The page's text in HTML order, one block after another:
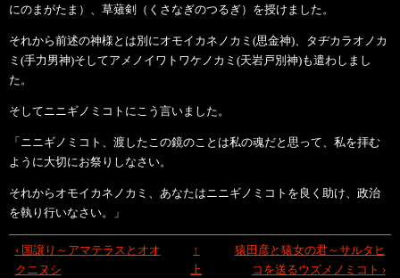
にのまがたま）、草薙剣（くさなぎのつるぎ）を授けました。
それから前述の神様とは別にオモイカネノカミ(思金神)、タヂカラオノカ
ミ(手力男神)そしてアメノイワトワケノカミ(天岩戸別神)も遣わしまし
た。
そしてニニギノミコトにこう言いました。
「ニニギノミコト、渡したこの鏡のことは私の魂だと思って、私を拝む
ように大切にお祭りしなさい。
それからオモイカネノカミ、あなたはニニギノミコトを良く助け、政治
を執り行いなさい。」
‹ 国譲り～アマテラスとオオ
クニヌシ
↑
上
猿田彦と猿女の君～サルタヒ
コを送るウズメノミコト ›